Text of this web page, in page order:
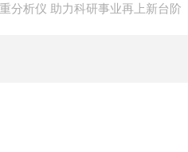
析仪 助力科研事业再上新台阶